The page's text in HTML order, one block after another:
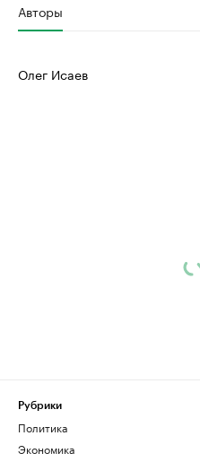
Авторы
Олег Исаев
Рубрики
Политика
Экономика